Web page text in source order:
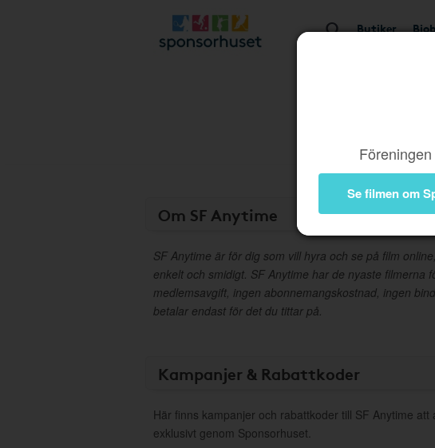
Butiker
Se filmen om
Om SF Anytime
SF Anytime är för dig som vill hyra och se på film
enkelt och smidigt. SF Anytime har de nyaste filmerna
medlemsavgift, ingen abonnemangskostnad, ingen
betalar endast för det du tittar på.
Kampanjer & Rabattkoder
Här finns kampanjer och rabattkoder till SF Anytime att
exklusivt genom Sponsorhuset.